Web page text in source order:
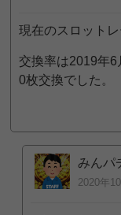
現在のスロットレ
交換率は2019年
0枚交換でした。
みんパ
2020年